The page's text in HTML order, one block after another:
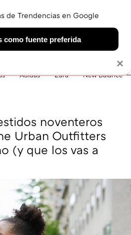
VIAJES GASTRO SNEAKERS
Adidas Zara New Balance
noventeros
Urban Outfitters
(y que los vas a
×
de Trendencias en Google
como fuente preferida